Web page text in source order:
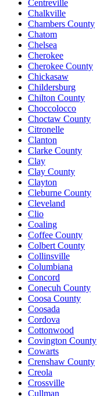
Centreville
Chalkville
Chambers County
Chatom
Chelsea
Cherokee
Cherokee County
Chickasaw
Childersburg
Chilton County
Choccolocco
Choctaw County
Citronelle
Clanton
Clarke County
Clay
Clay County
Clayton
Cleburne County
Cleveland
Clio
Coaling
Coffee County
Colbert County
Collinsville
Columbiana
Concord
Conecuh County
Coosa County
Coosada
Cordova
Cottonwood
Covington County
Cowarts
Crenshaw County
Creola
Crossville
Cullman